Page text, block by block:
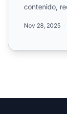
contenido,
Nov 28, 2025